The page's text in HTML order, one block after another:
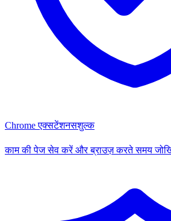
Chrome एक्सटेंशनसशुल्क
काम की पेज सेव करें और ब्राउज़ करते समय